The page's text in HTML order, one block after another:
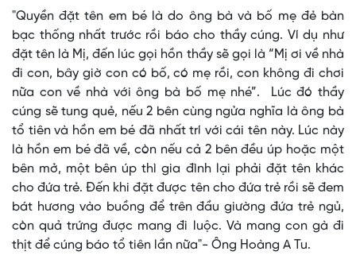
"Quyền đặt tên em bé là do ông bà và bố mẹ đẻ bàn
bạc thống nhất trước rồi báo cho thầy cúng. Ví dụ như
đặt tên là Mị, đến lúc gọi hồn thầy sẽ gọi là “Mị ơi về nhà
đi con, bây giờ con có bố, có mẹ rồi, con không đi chơi
nữa con về nhà với ông bà bố mẹ nhé”. Lúc đó thầy
cúng sẽ tung quẻ, nếu 2 bên cùng ngửa nghĩa là ông bà
tổ tiên và hồn em bé đã nhất trí với cái tên này. Lúc này
là hồn em bé đã về, còn nếu cả 2 bên đều úp hoặc một
bên mở, một bên úp thì gia đình lại phải đặt tên khác
cho đứa trẻ. Đến khi đặt được tên cho đứa trẻ rồi sẽ đem
bát hương vào buồng để trên đầu giường đứa trẻ ngủ,
còn quả trứng được mang đi luộc. Và mang con gà đi
thịt để cúng báo tổ tiên lần nữa"- Ông Hoàng A Tu.